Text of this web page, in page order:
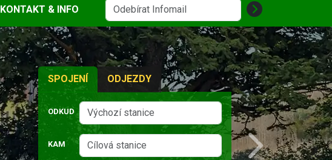
KONTAKT & INFO
Next
SPOJENÍ ODJEZDY
ODKUD
KAM